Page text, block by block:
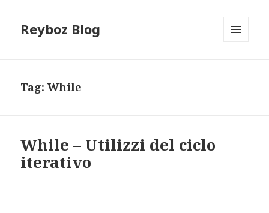
Reyboz Blog
Tag:While
While – Utilizzi del ciclo
iterativo